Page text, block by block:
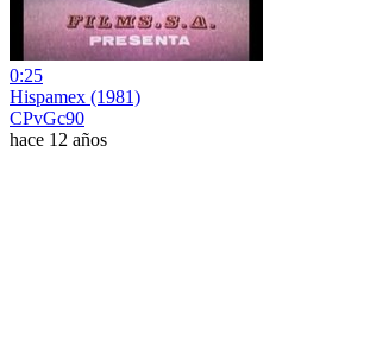
0:25
Hispamex (1981)
CPvGc90
hace 12 años